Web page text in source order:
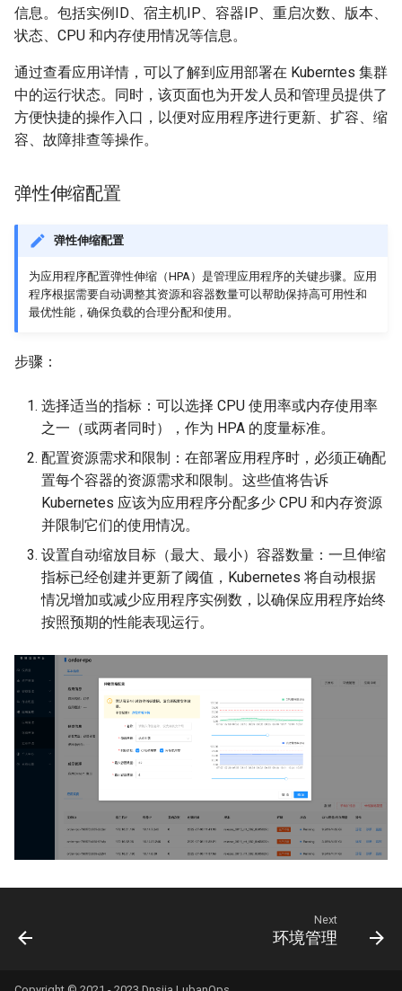
信息。包括实例ID、宿主机IP、容器IP、重启次数、版本、
状态、CPU 和内存使用情况等信息。
通过查看应用详情，可以了解到应用部署在 Kuberntes 集群
中的运行状态。同时，该页面也为开发人员和管理员提供了
方便快捷的操作入口，以便对应用程序进行更新、扩容、缩
容、故障排查等操作。
弹性伸缩配置
弹性伸缩配置
为应用程序配置弹性伸缩（HPA）是管理应用程序的关键步骤。应用
程序根据需要自动调整其资源和容器数量可以帮助保持高可用性和
最优性能，确保负载的合理分配和使用。
步骤：
选择适当的指标：可以选择 CPU 使用率或内存使用率
之一（或两者同时），作为 HPA 的度量标准。
配置资源需求和限制：在部署应用程序时，必须正确配
置每个容器的资源需求和限制。这些值将告诉
Kubernetes 应该为应用程序分配多少 CPU 和内存资源
并限制它们的使用情况。
设置自动缩放目标（最大、最小）容器数量：一旦伸缩
指标已经创建并更新了阈值，Kubernetes 将自动根据
情况增加或减少应用程序实例数，以确保应用程序始终
按照预期的性能表现运行。
Next
环境管理